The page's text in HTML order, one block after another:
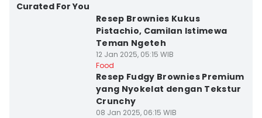
Curated For You
Resep Brownies Kukus
Pistachio, Camilan Istimewa
Teman Ngeteh
12 Jan 2025, 05:15 WIB
Food
Resep Fudgy Brownies Premium
yang Nyokelat dengan Tekstur
Crunchy
08 Jan 2025, 06:15 WIB